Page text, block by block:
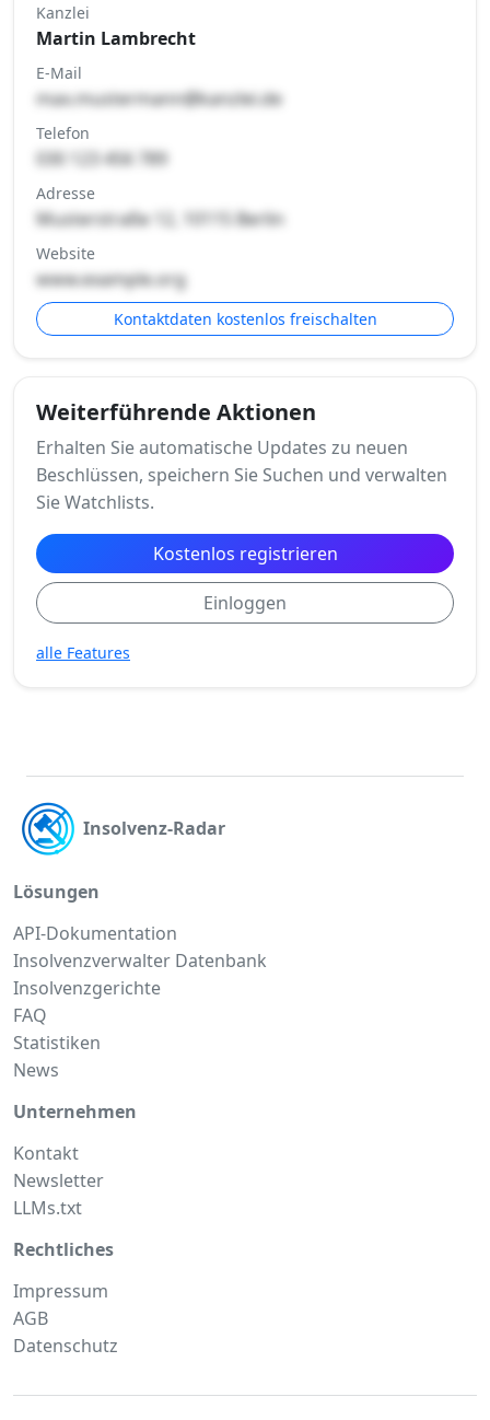
Kanzlei
Martin Lambrecht
E-Mail
max.mustermann@kanzlei.de
Telefon
030 123 456 789
Adresse
Musterstraße 12, 10115 Berlin
Website
www.example.org
Kontaktdaten kostenlos freischalten
Weiterführende Aktionen
Erhalten Sie automatische Updates zu neuen
Beschlüssen, speichern Sie Suchen und verwalten
Sie Watchlists.
Kostenlos registrieren
Einloggen
alle Features
Insolvenz-Radar
Lösungen
API-Dokumentation
Insolvenzverwalter Datenbank
Insolvenzgerichte
FAQ
Statistiken
News
Unternehmen
Kontakt
Newsletter
LLMs.txt
Rechtliches
Impressum
AGB
Datenschutz